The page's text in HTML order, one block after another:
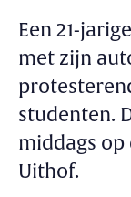
Een 21-
met zijn
studenten.
middags op
Uithof.